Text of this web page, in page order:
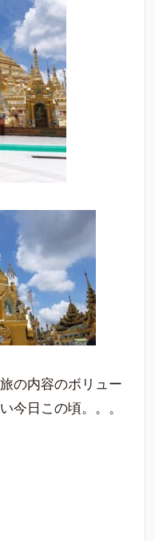
の内容のボリュー
今日この頃。。。